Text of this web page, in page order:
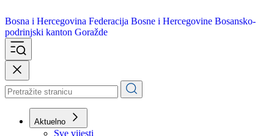
Bosna i Hercegovina
podrinjski kanton Goražde